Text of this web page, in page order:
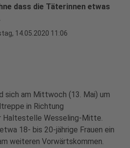
dass die Täterinnen etwas
14.05.2020 11:06
sich am Mittwoch (13. Mai) um
in Richtung
Haltestelle Wesseling-Mitte.
18- bis 20-jährige Frauen ein
weiteren Vorwärtskommen.